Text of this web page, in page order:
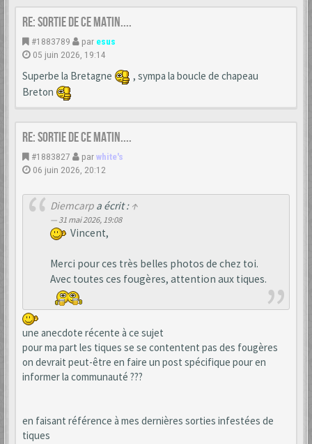
Re: Sortie de ce matin....
#1883789 par esus
05 juin 2026, 19:14
Superbe la Bretagne
, sympa la boucle de chapeau
Breton
Re: Sortie de ce matin....
#1883827 parwhite's
06 juin 2026, 20:12
Diemcarpa écrit : ↑
31 mai 2026, 19:08
Vincent,
Merci pour ces très belles photos de chez toi.
Avec toutes ces fougères, attention aux tiques.
une anecdote récente à ce sujet
pour ma part les tiques se se contentent pas des fougères
on devrait peut-être en faire un post spécifique pour en
informer la communauté ???
en faisant référence à mes dernières sorties infestées de
tiques